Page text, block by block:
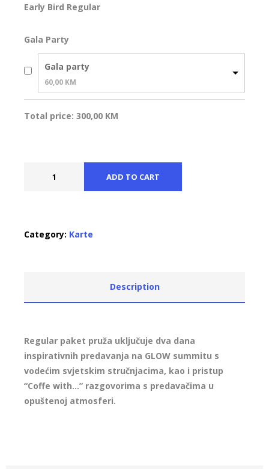
Early Bird Regular
Gala Party
Gala party
60,00 KM
Total price: 300,00 KM
ADD TO CART
Category: Karte
Description
Regular paket pruža uključuje dva dana
inspirativnih predavanja na GLOW summitu s
vodećim svjetskim stručnjacima, kao i pristup
“Coffe with…” razgovorima s predavačima u
opuštenoj atmosferi.